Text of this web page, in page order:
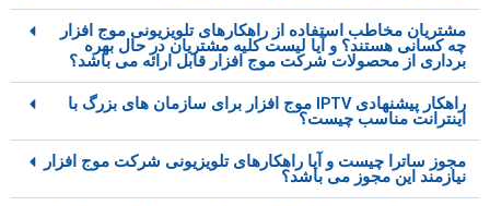
مشتریان مخاطب استفاده از راهکارهای تلویزیونی موج افزار
چه کسانی هستند؟ و آیا لیست کلیه مشتریان در حال بهره
برداری از محصولات شرکت موج افزار قابل ارائه می باشد؟
راهکار پیشنهادی IPTV موج افزار برای سازمان های بزرگ با
اینترانت مناسب چیست؟
مجوز ساترا چیست و آیا راهکارهای تلویزیونی شرکت موج افزار
نیازمند این مجوز می باشد؟